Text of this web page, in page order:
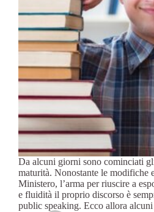
Da alcuni giorni sono cominciati
maturità. Nonostante le modifiche
Ministero, l’arma per riuscire a
e fluidità il proprio discorso è
public speaking. Ecco allora